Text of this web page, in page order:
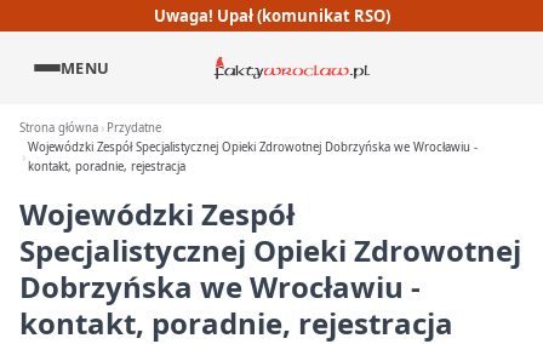
Uwaga! Upał (komunikat RSO)
MENU
Strona główna
Przydatne
Wojewódzki Zespół Specjalistycznej Opieki Zdrowotnej Dobrzyńska we Wrocławiu -
kontakt, poradnie, rejestracja
Wojewódzki Zespół
Specjalistycznej Opieki Zdrowotnej
Dobrzyńska we Wrocławiu -
kontakt, poradnie, rejestracja